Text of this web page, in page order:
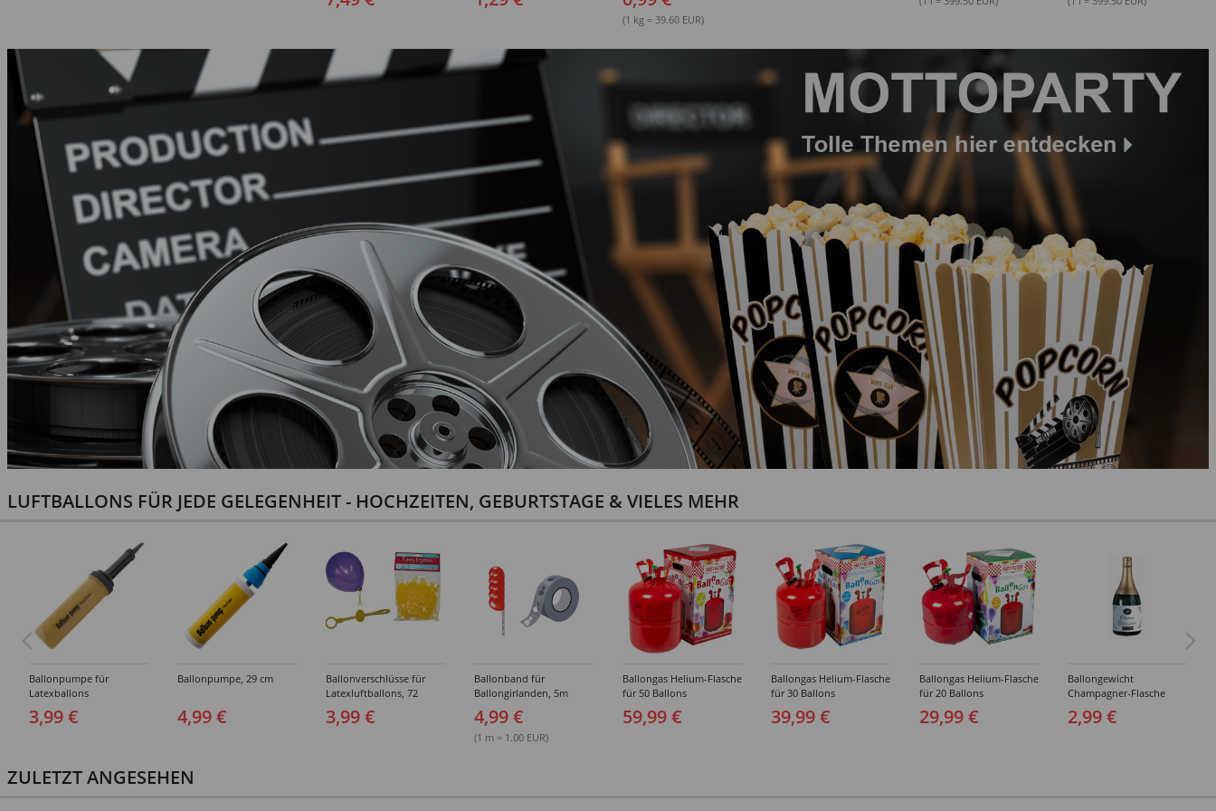
(1 kg = 39.60 EUR)
LUFTBALLONS FÜR JEDE GELEGENHEIT - HOCHZEITEN, GEBURTSTAGE & VIELES MEHR
Ballonpumpe für
Latexballons
3,99 €
Ballonpumpe, 29 cm
4,99 €
Ballonverschlüsse für
Latexluftballons, 72
Stück
3,99 €
Ballonband für
Ballongirlanden, 5m
Deko-Band aus PVC
4,99 €
(1 m = 1.00 EUR)
Ballongas Helium-Flasche
für 50 Ballons
59,99 €
Ballongas Helium-Flasche
für 30 Ballons
39,99 €
Ballongas Helium-Flasche
für 20 Ballons
29,99 €
Ballongewicht
Champagner-Flasche
2,99 €
ZULETZT ANGESEHEN